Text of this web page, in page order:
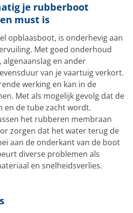
je rubberboot
must is
opblaasboot, is onderhevig aan
Met goed onderhoud
en ander
van je vaartuig verkort.
werking en kan in de
Met als mogelijk gevolg dat de
en de tube zacht wordt.
het rubberen membraan
zorgen dat het water terug de
aan de onderkant van de boot
diverse problemen als
en snelheidsverlies.